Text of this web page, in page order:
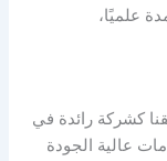
علميًا،
كشركة رائدة في
عالية الجودة